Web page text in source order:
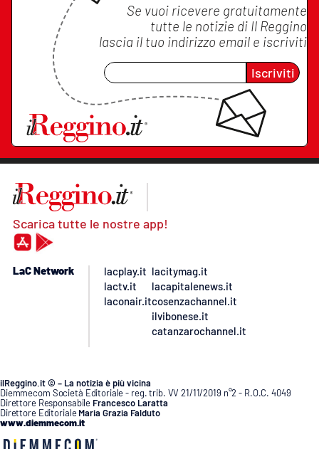
Se vuoi ricevere gratuitamente
tutte le notizie di Il Reggino
lascia il tuo indirizzo email e iscriviti
Iscriviti
Scarica tutte le nostre app!
LaC Network
lacplay.it
lactv.it
laconair.it
lacitymag.it
lacapitalenews.it
cosenzachannel.it
ilvibonese.it
catanzarochannel.it
ilReggino.it © – La notizia è più vicina
Diemmecom Società Editoriale - reg. trib. VV 21/11/2019 n°2 - R.O.C. 4049
Direttore Responsabile Francesco Laratta
Direttore Editoriale Maria Grazia Falduto
www.diemmecom.it